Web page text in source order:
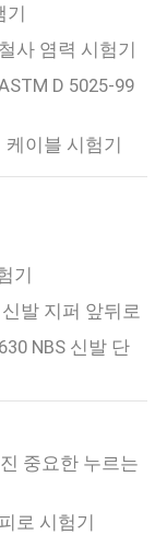
기
사 염력 시험기
D 5025-99
케이블 시험기
기
발 지퍼 앞뒤로
NBS 신발 단
중요한 누르는
로 시험기